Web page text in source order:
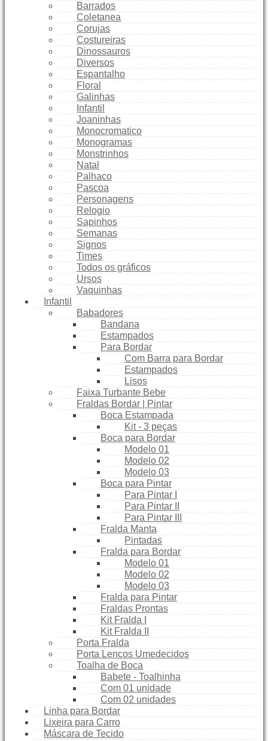
Barrados
Coletanea
Corujas
Costureiras
Dinossauros
Diversos
Espantalho
Floral
Galinhas
Infantil
Joaninhas
Monocromatico
Monogramas
Monstrinhos
Natal
Palhaco
Pascoa
Personagens
Relogio
Sapinhos
Semanas
Signos
Times
Todos os gráficos
Ursos
Vaquinhas
Infantil
Babadores
Bandana
Estampados
Para Bordar
Com Barra para Bordar
Estampados
Lisos
Faixa Turbante Bebe
Fraldas Bordar | Pintar
Boca Estampada
Kit - 3 peças
Boca para Bordar
Modelo 01
Modelo 02
Modelo 03
Boca para Pintar
Para Pintar I
Para Pintar II
Para Pintar III
Fralda Manta
Pintadas
Fralda para Bordar
Modelo 01
Modelo 02
Modelo 03
Fralda para Pintar
Fraldas Prontas
Kit Fralda I
Kit Fralda II
Porta Fralda
Porta Lencos Umedecidos
Toalha de Boca
Babete - Toalhinha
Com 01 unidade
Com 02 unidades
Linha para Bordar
Lixeira para Carro
Máscara de Tecido